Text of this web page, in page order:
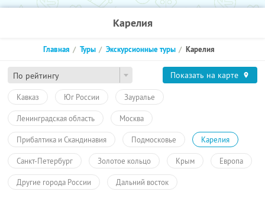
Карелия
По рейтингу
Главная Туры Экскурсионные туры Карелия
Показать на карте
Кавказ Юг России Зауралье
Ленинградская область Москва
Прибалтика и Скандинавия Подмосковье Карелия
Санкт-Петербург Золотое кольцо Крым Европа
Другие города России Дальний восток